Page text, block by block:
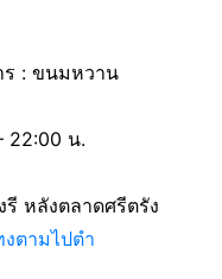
ร : ขนมหวาน
22:00 น.
หลังตลาดศรีตรัง
ตามไปตำ